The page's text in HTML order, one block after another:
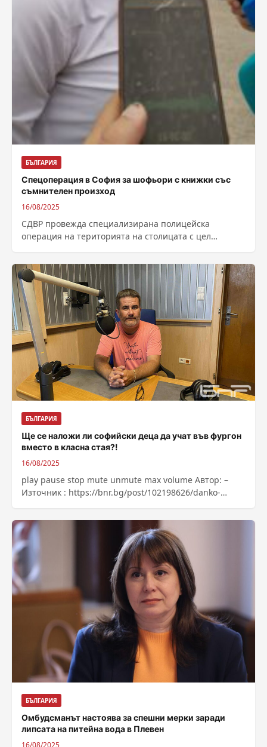
БЪЛГАРИЯ
Спецоперация в София за шофьори с книжки със
съмнителен произход
16/08/2025
СДВР провежда специализирана полицейска
операция на територията на столицата с цел
които притежават...
БЪЛГАРИЯ
Ще се наложи ли софийски деца да учат във фургон
вместо в класна стая?!
16/08/2025
play pause stop mute unmute max volume Автор: –
Източник : https://bnr.bg/post/102198626/danko-
furgon-vmesto-v-klasna-staa
БЪЛГАРИЯ
Омбудсманът настоява за спешни мерки заради
липсата на питейна вода в Плевен